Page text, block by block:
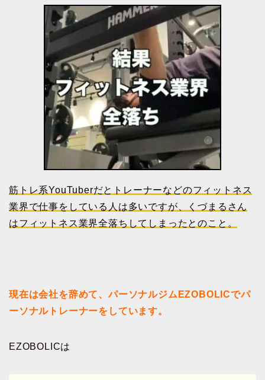
筋トレ系YouTuberだとトレーナーなどのフィットネス
業界で仕事をしている人は多いですが、くづまるさん
はフィットネス業界全落ちしてしまったとのこと。
現在は会社を辞めて、パーソナルジムEZOBOLICでパ
ーソナルトレーナーをしています。
EZOBOLICは